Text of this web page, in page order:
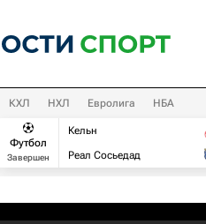
КХЛ НХЛ Евролига НБА
Футбол
Завершен
Кельн
Реал Сосьедад